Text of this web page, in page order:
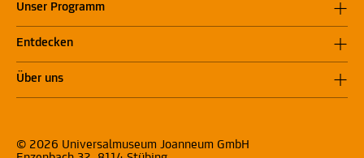
Unser Programm
Entdecken
Über uns
© 2026 Universalmuseum Joanneum GmbH